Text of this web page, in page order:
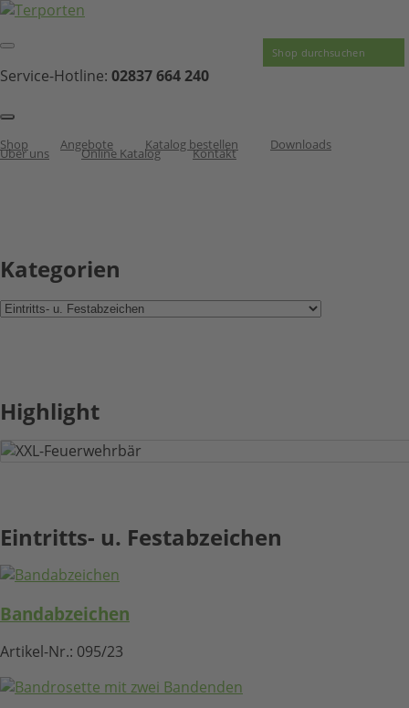
Service-Hotline: 02837 664 240
Shop Angebote Katalog bestellen Downloads
Über uns Online Katalog Kontakt
Kategorien
Highlight
HIER KLICKEN
Eintritts- u. Festabzeichen
Bandabzeichen
Artikel-Nr.: 095/23